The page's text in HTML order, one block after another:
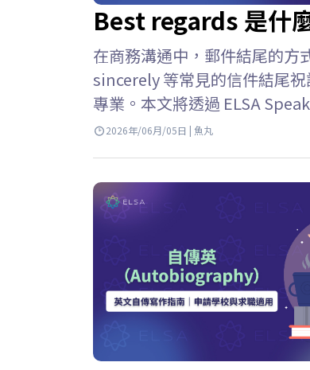
Best regards 是什
在商務溝通中，郵件結尾的方
sincerely 等常見的信件結尾
專業。本文將透過 ELSA
件結尾中，best regards 是一
2026年/06月/05日 | 魚丸